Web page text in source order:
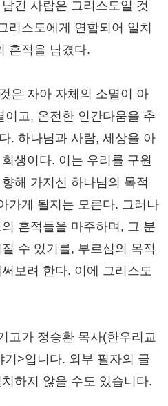
긴 사람은 그리스도일 것
리스도에게 연합되어 일치
흔적을 남겼다.
은 자아 자체의 소멸이 아
이고, 온전한 인간다움을 추
. 하나님과 사람, 세상을 아
생이다. 이는 우리를 구원
해 가지신 하나님의 목적
가게 될지는 모른다. 그러나
흔적들을 마주하며, 그 분
수 있기를, 부르심의 목적
보려 한다. 이에 그리스도
고가 정승환 목사(한우리교
>입니다. 외부 필자의 글
하지 않을 수도 있습니다.